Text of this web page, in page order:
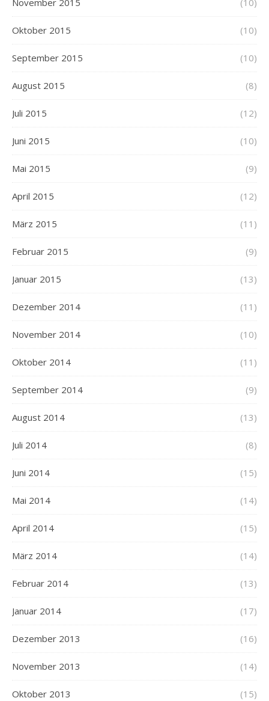
November 2015 (10)
Oktober 2015 (10)
September 2015 (10)
August 2015 (8)
Juli 2015 (12)
Juni 2015 (10)
Mai 2015 (9)
April 2015 (12)
März 2015 (11)
Februar 2015 (9)
Januar 2015 (13)
Dezember 2014 (11)
November 2014 (10)
Oktober 2014 (11)
September 2014 (9)
August 2014 (13)
Juli 2014 (8)
Juni 2014 (15)
Mai 2014 (14)
April 2014 (15)
März 2014 (14)
Februar 2014 (13)
Januar 2014 (17)
Dezember 2013 (16)
November 2013 (14)
Oktober 2013 (15)